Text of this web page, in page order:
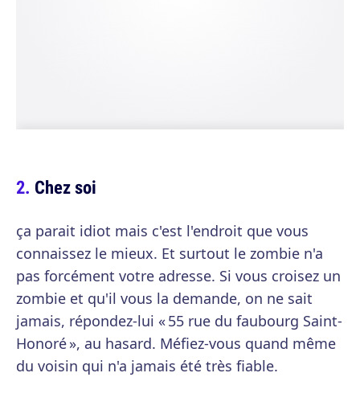
Chez soi
ça parait idiot mais c'est l'endroit que vous
connaissez le mieux. Et surtout le zombie n'a
pas forcément votre adresse. Si vous croisez un
zombie et qu'il vous la demande, on ne sait
jamais, répondez-lui « 55 rue du faubourg Saint-
Honoré », au hasard. Méfiez-vous quand même
du voisin qui n'a jamais été très fiable.